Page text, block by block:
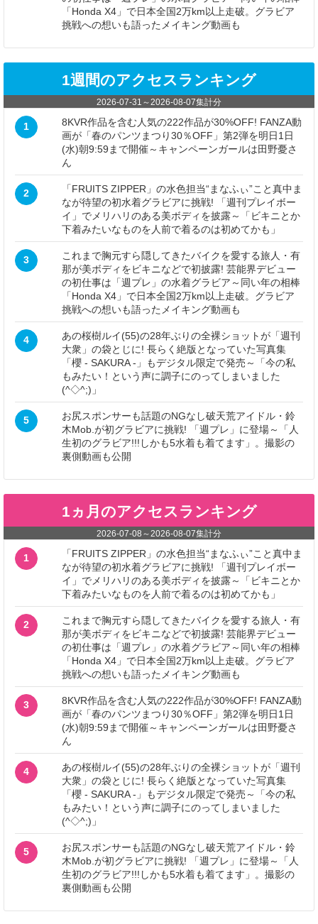
「Honda X4」で日本全国2万km以上走破。グラビア
挑戦への想いも語ったメイキング動画も
1週間のアクセスランキング
2026-07-31 ～ 2026-08-07集計分
1
8KVR作品を含む人気の222作品が30%OFF! FANZA動
画が「春のパンツまつり30％OFF」第2弾を明日1日
(水)朝9:59まで開催～キャンペーンガールは田野憂さ
ん
2
「FRUITS ZIPPER」の水色担当“まなふぃ”こと真中ま
なが待望の初水着グラビアに挑戦! 「週刊プレイボー
イ」でメリハリのある美ボディを披露～「ビキニとか
下着みたいなものを人前で着るのは初めてかも」
3
これまで胸元すら隠してきたバイクを愛する旅人・有
那が美ボディをビキニなどで初披露! 芸能界デビュー
の初仕事は「週プレ」の水着グラビア～同い年の相棒
「Honda X4」で日本全国2万km以上走破。グラビア
挑戦への想いも語ったメイキング動画も
4
あの桜樹ルイ(55)の28年ぶりの全裸ショットが「週刊
大衆」の袋とじに! 長らく絶版となっていた写真集
「櫻 - SAKURA -」もデジタル限定で発売～「今の私
もみたい！という声に調子にのってしまいました
(^◇^;)」
5
お尻スポンサーも話題のNGなし破天荒アイドル・鈴
木Mob.が初グラビアに挑戦! 「週プレ」に登場～「人
生初のグラビア!!!しかも5水着も着てます」。撮影の
裏側動画も公開
1ヵ月のアクセスランキング
2026-07-08 ～ 2026-08-07集計分
1
「FRUITS ZIPPER」の水色担当“まなふぃ”こと真中ま
なが待望の初水着グラビアに挑戦! 「週刊プレイボー
イ」でメリハリのある美ボディを披露～「ビキニとか
下着みたいなものを人前で着るのは初めてかも」
2
これまで胸元すら隠してきたバイクを愛する旅人・有
那が美ボディをビキニなどで初披露! 芸能界デビュー
の初仕事は「週プレ」の水着グラビア～同い年の相棒
「Honda X4」で日本全国2万km以上走破。グラビア
挑戦への想いも語ったメイキング動画も
3
8KVR作品を含む人気の222作品が30%OFF! FANZA動
画が「春のパンツまつり30％OFF」第2弾を明日1日
(水)朝9:59まで開催～キャンペーンガールは田野憂さ
ん
4
あの桜樹ルイ(55)の28年ぶりの全裸ショットが「週刊
大衆」の袋とじに! 長らく絶版となっていた写真集
「櫻 - SAKURA -」もデジタル限定で発売～「今の私
もみたい！という声に調子にのってしまいました
(^◇^;)」
5
お尻スポンサーも話題のNGなし破天荒アイドル・鈴
木Mob.が初グラビアに挑戦! 「週プレ」に登場～「人
生初のグラビア!!!しかも5水着も着てます」。撮影の
裏側動画も公開